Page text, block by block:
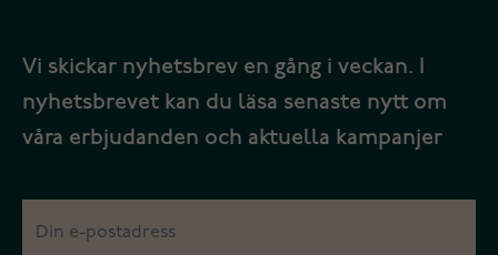
Vi skickar nyhetsbrev en gång i veckan. I
nyhetsbrevet kan du läsa senaste nytt om
våra erbjudanden och aktuella kampanjer